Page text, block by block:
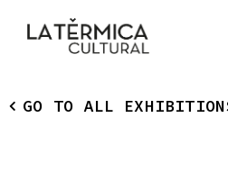
GO TO ALL